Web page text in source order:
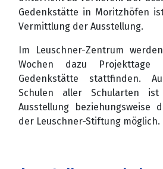
Gedenkstätte in Moritzhöfen
Vermittlung der Ausstellung.
Im Leuschner-Zentrum
Wochen dazu
Gedenkstätte stattfinden.
Schulen aller Schularten
Ausstellung beziehungsweise
der Leuschner-Stiftung möglich.